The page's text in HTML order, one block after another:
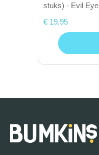
stuks) - Evil Eye
€ 19,95